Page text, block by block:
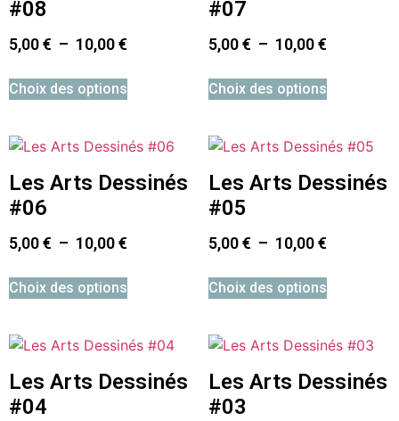
#08
5,00€ – 10,00€
Choix des options
#07
5,00€ – 10,00€
Choix des options
Les Arts Dessinés
#06
5,00€ – 10,00€
Choix des options
Les Arts Dessinés
#05
5,00€ – 10,00€
Choix des options
Les Arts Dessinés
#04
Les Arts Dessinés
#03